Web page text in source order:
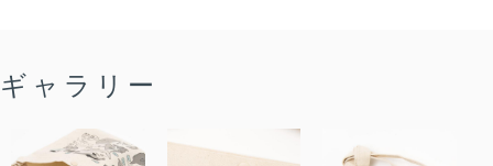
ギャラリー